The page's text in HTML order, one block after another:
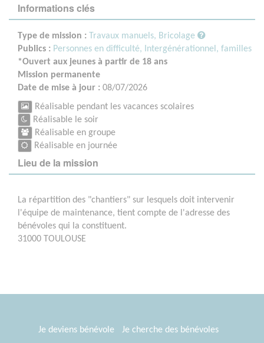
Informations clés
Type de mission : Travaux manuels, Bricolage
Publics : Personnes en difficulté,
Intergénérationnel, familles
*Ouvert aux jeunes à partir de 18 ans
Mission permanente
Date de mise à jour : 08/07/2026
Réalisable pendant les vacances scolaires
Réalisable le soir
Réalisable en groupe
Réalisable en journée
Lieu de la mission
La répartition des "chantiers" sur lesquels doit intervenir
l'équipe de maintenance, tient compte de l'adresse des
bénévoles qui la constituent.
31000 TOULOUSE
Je deviens bénévole Je cherche des bénévoles